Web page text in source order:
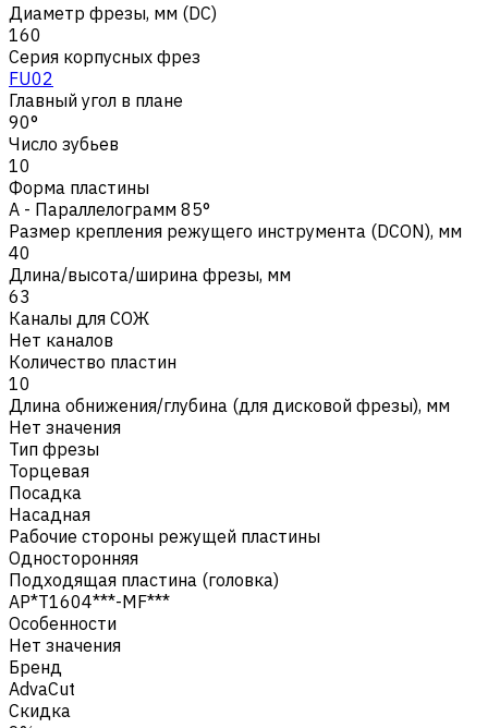
Диаметр фрезы, мм (DC)
160
Серия корпусных фрез
FU02
Главный угол в плане
90°
Число зубьев
10
Форма пластины
A - Параллелограмм 85°
Размер крепления режущего инструмента (DCON), мм
40
Длина/высота/ширина фрезы, мм
63
Каналы для СОЖ
Нет каналов
Количество пластин
10
Длина обнижения/глубина (для дисковой фрезы), мм
Нет значения
Тип фрезы
Торцевая
Посадка
Насадная
Рабочие стороны режущей пластины
Односторонняя
Подходящая пластина (головка)
AP*T1604***-MF***
Особенности
Нет значения
Бренд
AdvaCut
Скидка